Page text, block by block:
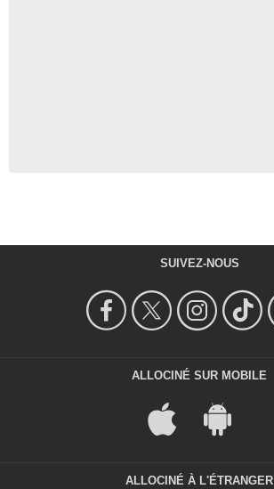
SUIVEZ-NOUS
ALLOCINÉ SUR MOBILE
ALLOCINÉ À L'ÉTRANGER